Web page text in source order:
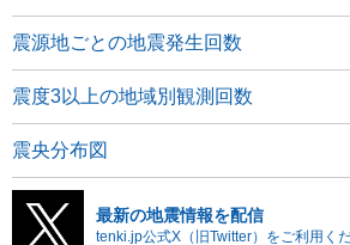
震源地ごとの地震発生回数
震度3以上の地域別観測回数
震央分布図
最新の地震情報を配信
tenki.jp公式X（旧Twitter）をご利用くだ